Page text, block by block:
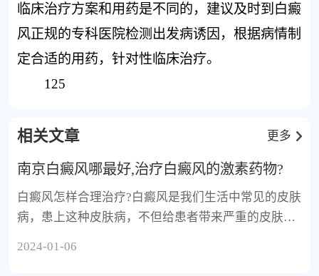
临床治疗方案和用药是不同的，建议及时到白癜
风正规的专科医院检测出发病诱因，根据病情制
定合适的用药，针对性临床治疗。
125
相关文章 更多
南京白癜风哪最好,治疗白癜风的激素药物?
白癜风怎样合理治疗?白癜风是我们生活中常见的皮肤
病，患上这种皮肤病，不但给患者带来严重的皮肤损
2024-01-06